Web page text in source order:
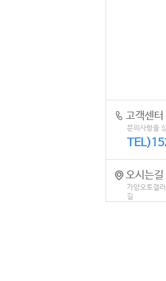
고객센터
문의사항을
오시는길
가양오토갤
길